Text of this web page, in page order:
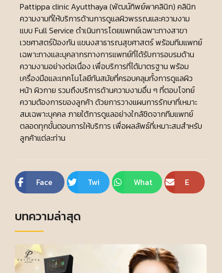
Pattippa clinic Ayutthaya (พัฒน์ทิพย์พาคลินิก) คลินิก
ความงามที่ให้บริการด้านการดูแลผิวพรรณและความงาม
แบบ Full Service ดำเนินการโดยแพทย์เฉพาะทางสาขา
เวชศาสตร์ป้องกัน แขนงสาธารณสุขศาสตร์ พร้อมทีมแพทย์
เฉพาะทางและบุคลากรทางการแพทย์ที่ได้รับการอบรมด้าน
ความงามอย่างต่อเนื่อง เพื่อบริการที่ได้มาตรฐาน พร้อม
เครื่องมือและเทคโนโลยีทันสมัยที่ครอบคลุมทั้งการดูแลผิว
หน้า ผิวกาย รวมถึงบริการด้านความงามอื่น ๆ ที่ตอบโจทย์
ความต้องการของลูกค้า ด้วยการวางแผนการรักษาที่เหมาะ
สมเฉพาะบุคคล ภายใต้การดูแลอย่างใกล้ชิดจากทีมแพทย์
ตลอดทุกขั้นตอนการให้บริการ เพื่อผลลัพธ์ที่เหมาะสมสำหรับ
ลูกค้าแต่ละท่าน
Face
Twi
What
E
บทความล่าสุด